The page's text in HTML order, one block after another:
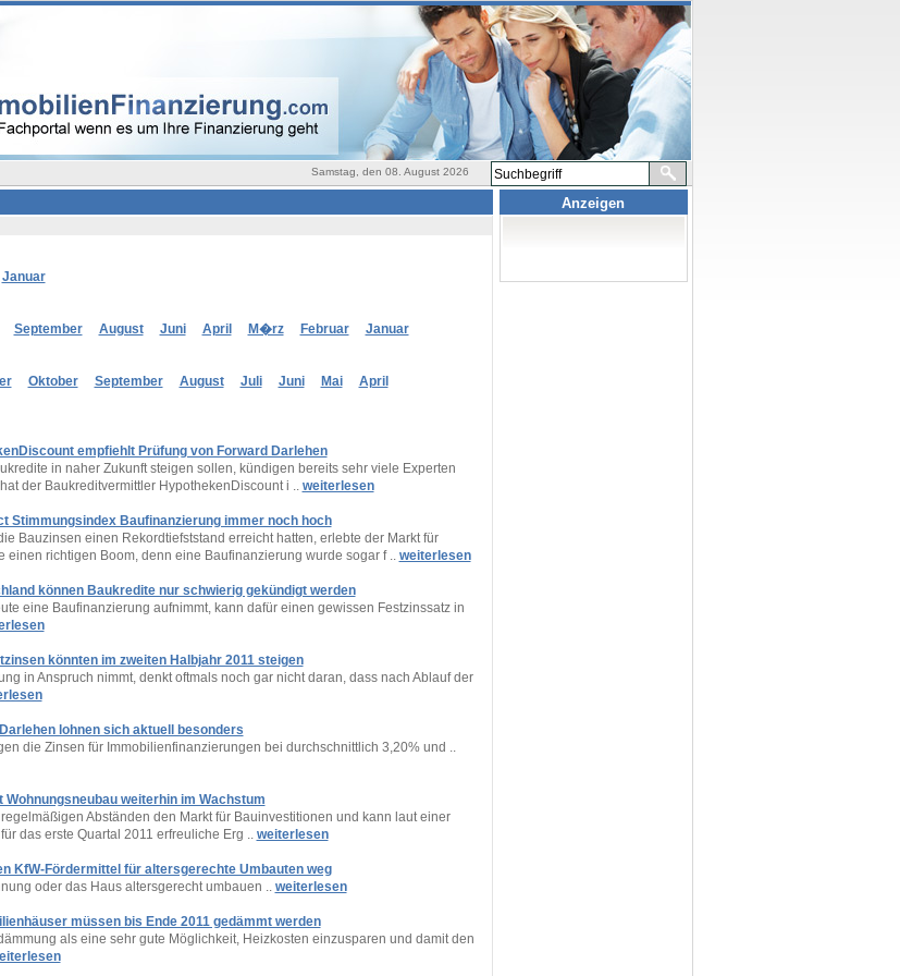
Samstag, den 08. August 2026
Januar
September August Juni April M�rz Februar Januar
Oktober September August Juli Juni Mai April
empfiehlt Prüfung von Forward Darlehen
in naher Zukunft steigen sollen, kündigen bereits sehr viele Experten
der Baukreditvermittler HypothekenDiscount i .. weiterlesen
Stimmungsindex Baufinanzierung immer noch hoch
Bauzinsen einen Rekordtiefststand erreicht hatten, erlebte der Markt für
einen richtigen Boom, denn eine Baufinanzierung wurde sogar f .. weiterlesen
können Baukredite nur schwierig gekündigt werden
eine Baufinanzierung aufnimmt, kann dafür einen gewissen Festzinssatz in
könnten im zweiten Halbjahr 2011 steigen
in Anspruch nimmt, denkt oftmals noch gar nicht daran, dass nach Ablauf der
lohnen sich aktuell besonders
die Zinsen für Immobilienfinanzierungen bei durchschnittlich 3,20% und ..
Wohnungsneubau weiterhin im Wachstum
Abständen den Markt für Bauinvestitionen und kann laut einer
das erste Quartal 2011 erfreuliche Erg .. weiterlesen
KfW-Fördermittel für altersgerechte Umbauten weg
oder das Haus altersgerecht umbauen .. weiterlesen
müssen bis Ende 2011 gedämmt werden
als eine sehr gute Möglichkeit, Heizkosten einzusparen und damit den
Anzeigen